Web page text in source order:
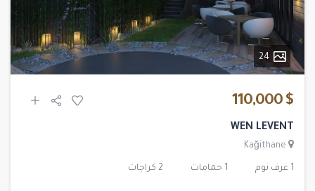
24
$ 110,000
WEN LEVENT
Kağithane
1 غرف نوم 1 حمامات 2 كراجات